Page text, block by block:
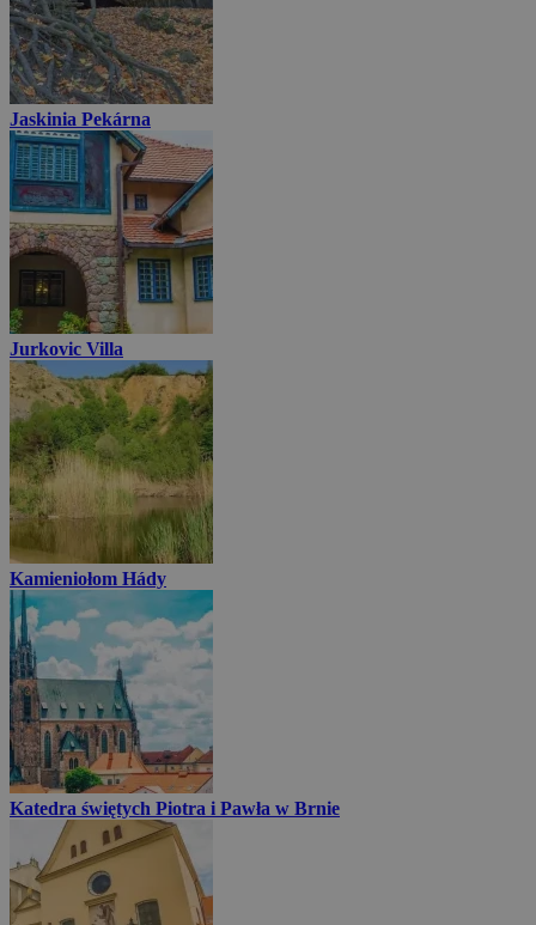
Jaskinia Pekárna
Jurkovic Villa
Kamieniołom Hády
Katedra świętych Piotra i Pawła w Brnie